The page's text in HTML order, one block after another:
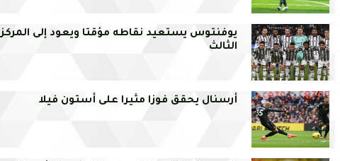
يوفنتوس يستعيد نقاطه مؤقتا ويعود إلى المركز
الثالث
أرسنال يحقق فوزا مثيرا على أستون فيلا